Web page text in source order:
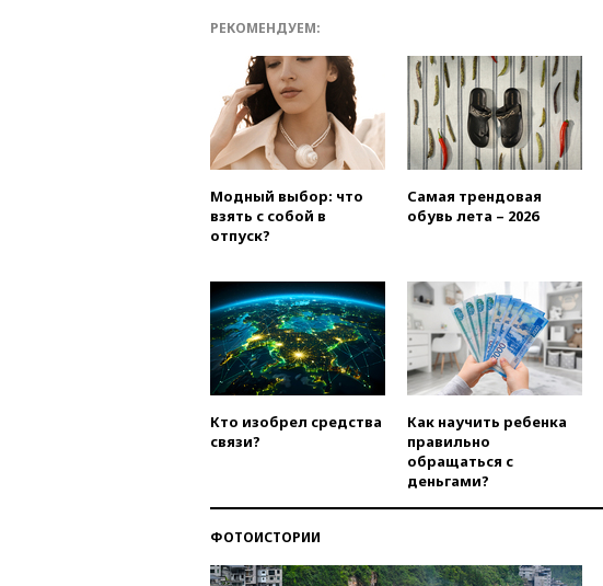
РЕКОМЕНДУЕМ:
Модный выбор: что
взять с собой в
отпуск?
Самая трендовая
обувь лета – 2026
Кто изобрел средства
связи?
Как научить ребенка
правильно
обращаться с
деньгами?
ФОТОИСТОРИИ